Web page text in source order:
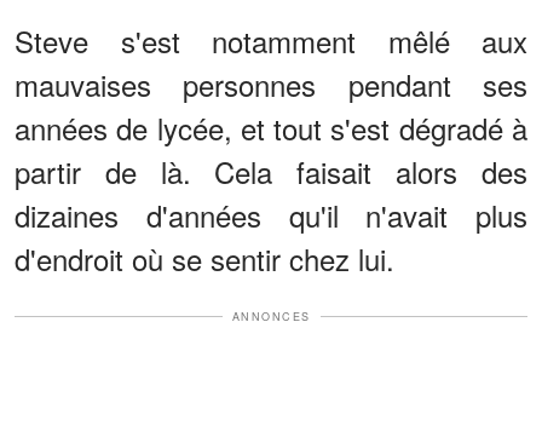
Steve s'est notamment mêlé aux
mauvaises personnes pendant ses
années de lycée, et tout s'est dégradé à
partir de là. Cela faisait alors des
dizaines d'années qu'il n'avait plus
d'endroit où se sentir chez lui.
ANNONCES